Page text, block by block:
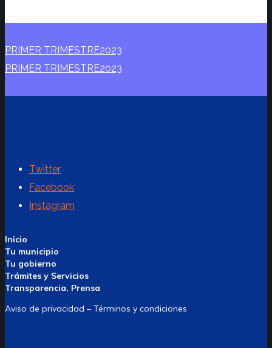
PRIMER TRIMESTRE2023
PRIMER TRIMESTRE2023
Twitter
Facebook
Instagram
Inicio
Tu municipio
Tu gobierno
Trámites y Servicios
Transparencia, Prensa
Aviso de privacidad – Términos y condiciones